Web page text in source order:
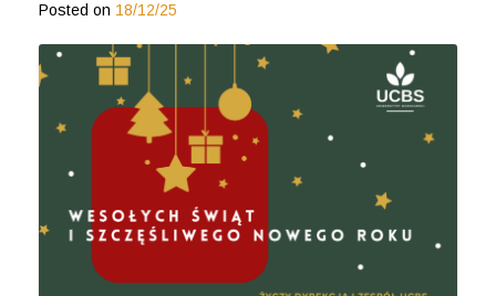
Posted on 18/12/25